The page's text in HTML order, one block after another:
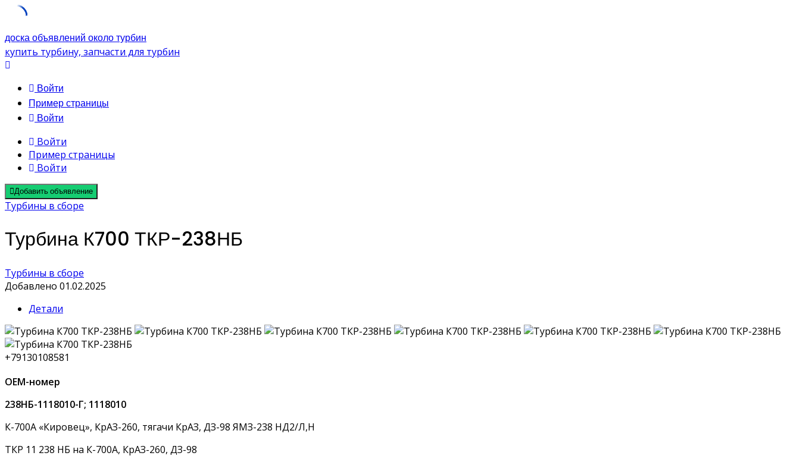
Skip
to
content
доска объявлений около турбин
купить турбину, запчасти для турбин
Войти
Пример страницы
Войти
Войти
Пример страницы
Войти
Добавить объявление
Турбины в сборе
Турбина К700 ТКР-238НБ
Турбины в сборе
Добавлено 01.02.2025
Детали
+79130108581
OEM-номер
238НБ-1118010-Г; 1118010
К-700А «Кировец», КрАЗ-260, тягачи КрАЗ, ДЗ-98 ЯМЗ-238 НД2/Л,Н
ТКР 11 238 НБ на К-700А, КрАЗ-260, ДЗ-98